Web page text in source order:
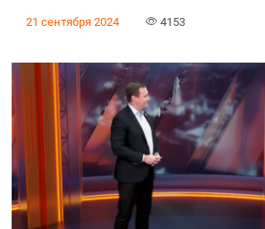
21 сентября 2024 4153